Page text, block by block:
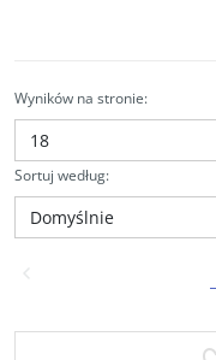
Wyników na stronie:
Sortuj według: